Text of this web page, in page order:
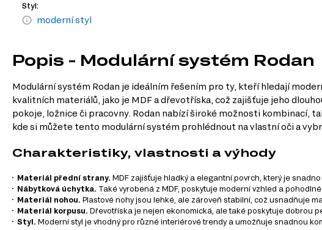
Styl:
moderní styl
Popis - Modulární systém Rodan
Modulární systém Rodan je ideálním řešením pro ty, kteří hledají
kvalitních materiálů, jako je MDF a dřevotříska, což zajišťuje jeho
pokoje, ložnice či pracovny. Rodan nabízí široké možnosti kombinací,
kde si můžete tento modulární systém prohlédnout na vlastní oči a
Charakteristiky, vlastnosti a výhody
Materiál přední strany. MDF zajišťuje hladký a elegantní povrch, který je
Nábytková úchytka. Také vyrobená z MDF, poskytuje moderní vzhled a
Materiál nohou. Plastové nohy jsou lehké, ale zároveň stabilní, což usnadňuje
Materiál korpusu. Dřevotříska je nejen ekonomická, ale také poskytuje dobrou
Styl. Moderní styl je vhodný pro různé interiérové trendy a umožňuje snadnou